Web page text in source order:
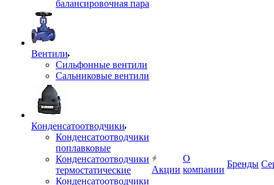
балансировочная пара
Вентили
Сильфонные вентили
Сальниковые вентили
Конденсатоотводчики
Конденсатоотводчики
поплавковые
Конденсатоотводчики
термостатические
Конденсатоотводчики
Акции
О
компании
Бренды